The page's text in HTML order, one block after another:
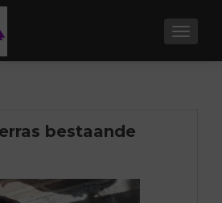
bestaande